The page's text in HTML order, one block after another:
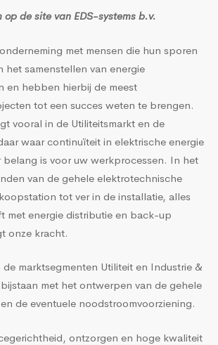
op de site van EDS-systems b.v.
met mensen die hun sporen
het samenstellen van energie
en hebben hierbij de meest
tot een succes weten te brengen.
vooral in de Utiliteitsmarkt en de
waar continuïteit in elektrische energie
belang is voor uw werkprocessen. In het
van de gehele elektrotechnische
tot ver in de installatie, alles
met energie distributie en back-up
onze kracht.
marktsegmenten Utiliteit en Industrie &
met het ontwerpen van de gehele
de eventuele noodstroomvoorziening.
ontzorgen en hoge kwaliteit